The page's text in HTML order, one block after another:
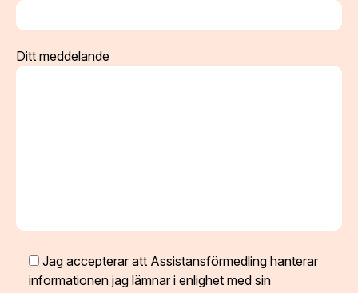
Ditt meddelande
Jag accepterar att Assistansförmedling hanterar
informationen jag lämnar i enlighet med sin